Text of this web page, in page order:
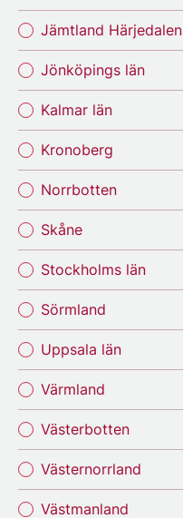
Jämtland Härjedalen
Jönköpings län
Kalmar län
Kronoberg
Norrbotten
Skåne
Stockholms län
Sörmland
Uppsala län
Värmland
Västerbotten
Västernorrland
Västmanland